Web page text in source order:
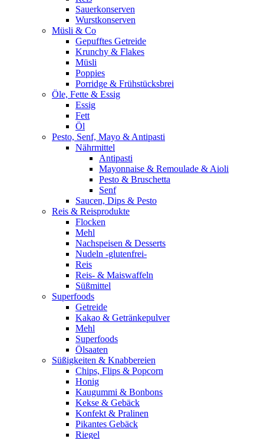
Sauerkonserven
Wurstkonserven
Müsli & Co
Gepufftes Getreide
Krunchy & Flakes
Müsli
Poppies
Porridge & Frühstücksbrei
Öle, Fette & Essig
Essig
Fett
Öl
Pesto, Senf, Mayo & Antipasti
Nährmittel
Antipasti
Mayonnaise & Remoulade & Aioli
Pesto & Bruschetta
Senf
Saucen, Dips & Pesto
Reis & Reisprodukte
Flocken
Mehl
Nachspeisen & Desserts
Nudeln -glutenfrei-
Reis
Reis- & Maiswaffeln
Süßmittel
Superfoods
Getreide
Kakao & Getränkepulver
Mehl
Superfoods
Ölsaaten
Süßigkeiten & Knabbereien
Chips, Flips & Popcorn
Honig
Kaugummi & Bonbons
Kekse & Gebäck
Konfekt & Pralinen
Pikantes Gebäck
Riegel